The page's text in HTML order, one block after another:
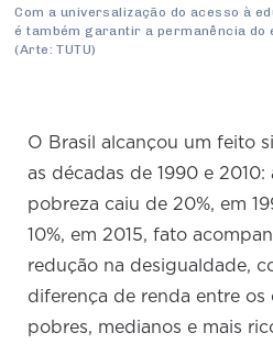
Com a universalização do acesso à
é também garantir a permanência do
(Arte: TUTU)
O Brasil alcançou um feito
as décadas de 1990 e
pobreza caiu de 20%, em
10%, em 2015, fato
redução na desigualdade,
diferença de renda entre os
pobres, medianos e mais